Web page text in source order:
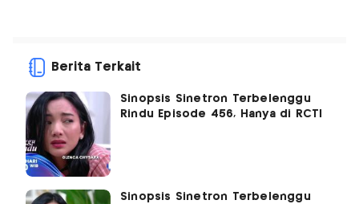
Berita Terkait
Sinopsis Sinetron Terbelenggu
Rindu Episode 456, Hanya di RCTI
Sinopsis Sinetron Terbelenggu